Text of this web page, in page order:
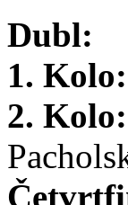
Dubl:
1. Kolo:
2. Kolo: